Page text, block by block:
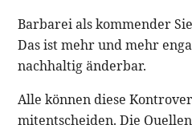
Barbarei als kommender
Das ist mehr und mehr
nachhaltig änderbar.
Alle können diese
mitentscheiden. Die